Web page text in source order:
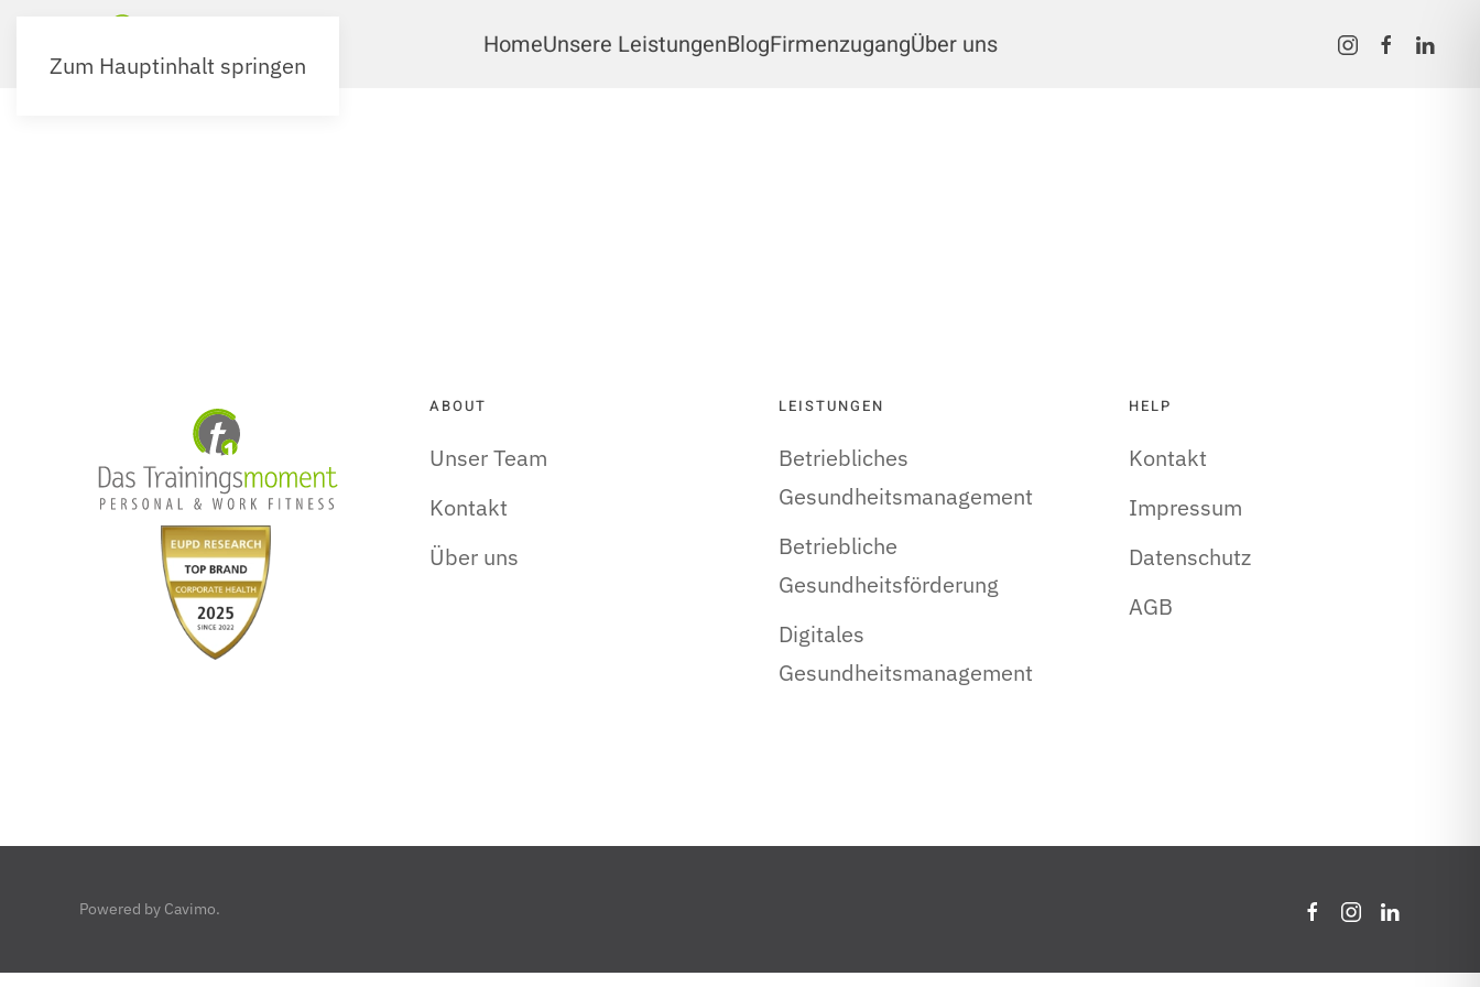
Zum Hauptinhalt springen
HomeUnsere LeistungenBlogFirmenzugangÜber uns
ABOUT
Unser Team
Kontakt
Über uns
LEISTUNGEN
Betriebliches
Gesundheitsmanagement
Betriebliche
Gesundheitsförderung
Digitales
Gesundheitsmanagement
HELP
Kontakt
Impressum
Datenschutz
AGB
Powered by Cavimo.